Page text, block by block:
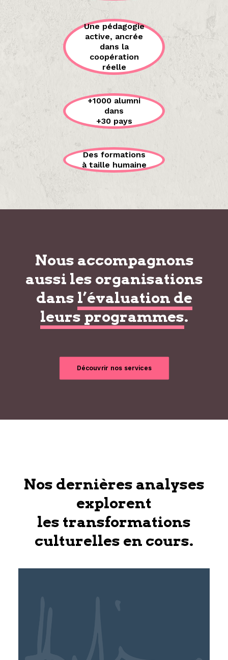
Une pédagogie
active, ancrée
dans la
coopération
réelle
+1000 alumni
dans
+30 pays
Des formations
à taille humaine
Nous accompagnons
aussi les organisations
dans l’évaluation de
leurs programmes.
Découvrir nos services
Nos dernières analyses
explorent
les transformations
culturelles en cours.